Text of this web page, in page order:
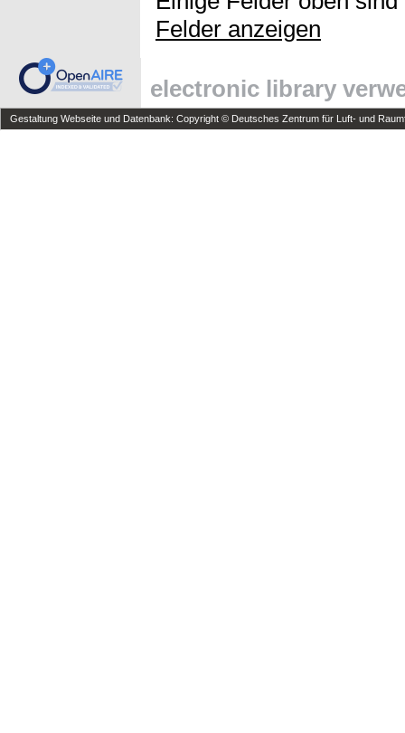
Felder anzeigen
electronic library
Gestaltung Webseite und Datenbank: Copyright © Deutsches Zentrum für Luft- und